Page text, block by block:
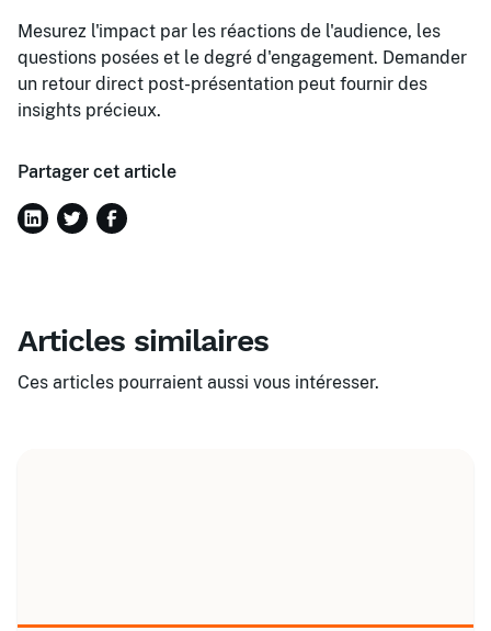
Mesurez l'impact par les réactions de l'audience, les
questions posées et le degré d'engagement. Demander
un retour direct post-présentation peut fournir des
insights précieux.
Partager cet article
Articles similaires
Ces articles pourraient aussi vous intéresser.